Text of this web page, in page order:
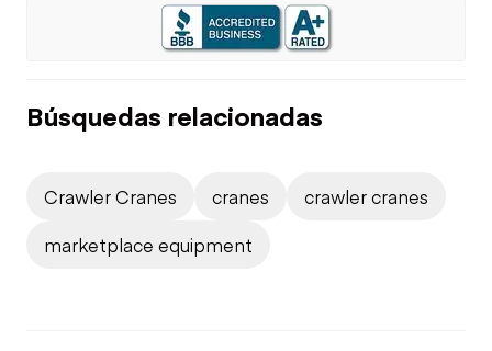
Búsquedas relacionadas
Crawler Cranes cranes
crawler cranes
marketplace equipment